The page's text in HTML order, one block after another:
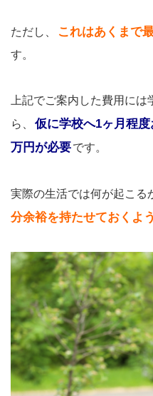
ただし、 これはあくまで
す。
上記でご案内した費用には
ら、
仮に学校へ1ヶ月程
万円が必要です。
実際の生活では何が起こる
分余裕を持たせておくよ